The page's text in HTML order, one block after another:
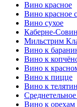
Вино красное
Вино красное
Вино сухое
Каберне-
Мильстрим
Вино к
Вино к
Вино к
Вино к пицце
Вино к
Вино к орехам